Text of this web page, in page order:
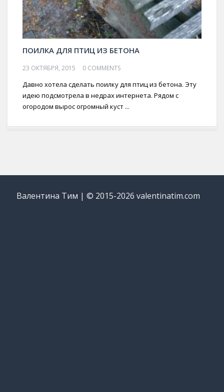
ПОИЛКА ДЛЯ ПТИЦ ИЗ БЕТОНА
23 ОКТЯБРЯ, 2015 0 COMMENTS
Давно хотела сделать поилку для птиц из бетона. Эту
идею подсмотрела в недрах интернета. Рядом с
огородом вырос огромный куст ...
Валентина Тим | © 2015-2026 valentinatim.com